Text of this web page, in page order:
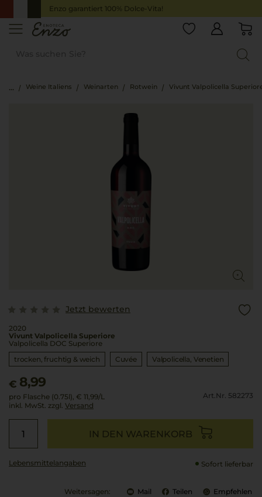
Enzo garantiert 100% Dolce-Vita!
Weine Italiens Weinarten Rotwein Vivunt Valpolicella
Jetzt bewerten
2020
Vivunt Valpolicella Superiore
Valpolicella DOC Superiore
trocken, fruchtig & weich
Cuvée Valpolicella Venetien
€ 8,99
pro Flasche (0.75l), € 11,99/L
inkl. MwSt. zzgl. Versand
Art.Nr. 582273
IN DEN WARENKORB
Lebensmittel­angaben Sofort lieferbar
Weitersagen: Mail Teilen Empfehlen